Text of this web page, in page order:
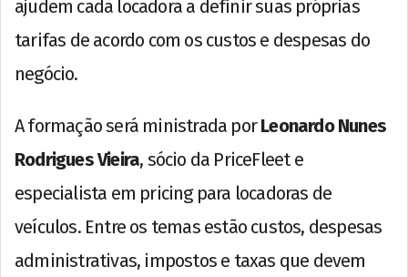
ajudem cada locadora a definir suas próprias
tarifas de acordo com os custos e despesas do
negócio.
A formação será ministrada porLeonardo Nunes
Rodrigues Vieira, sócio da PriceFleet e
especialista em pricing para locadoras de
veículos. Entre os temas estão custos, despesas
administrativas, impostos e taxas que devem